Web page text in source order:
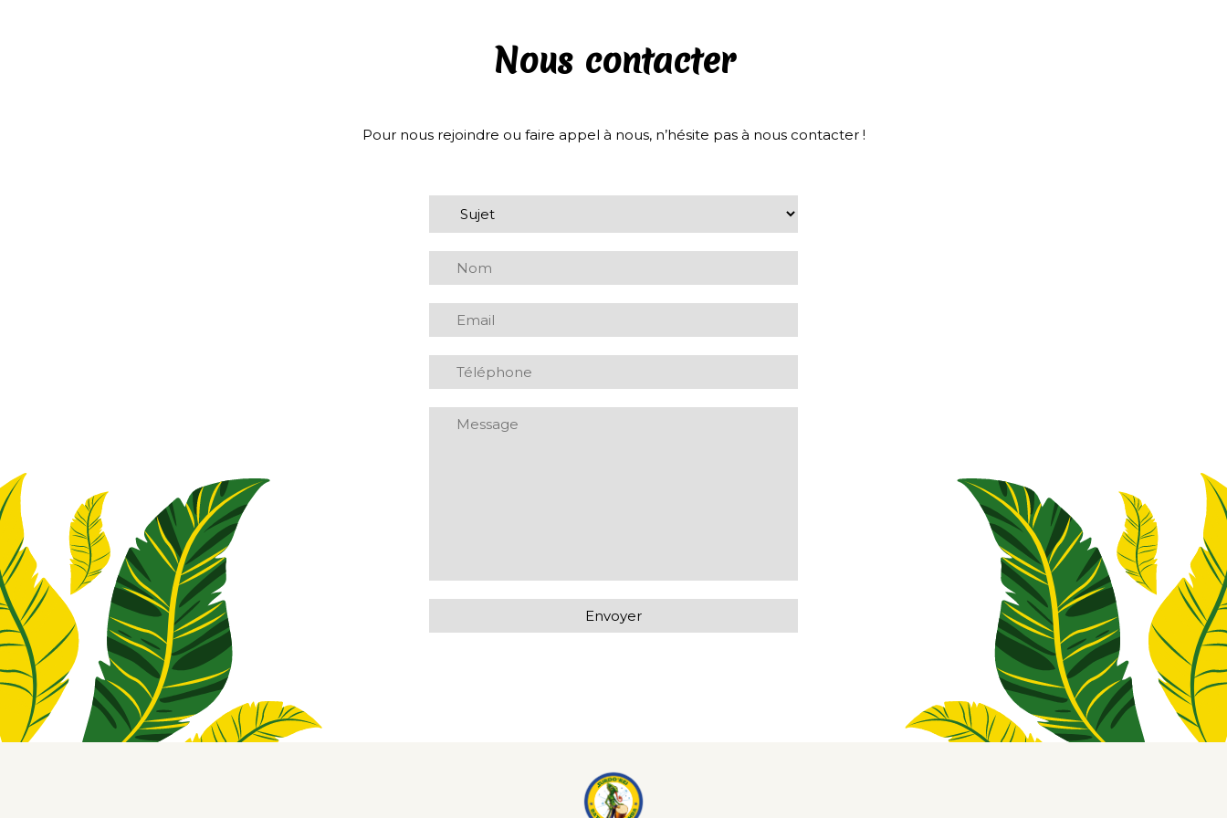
Nous contacter
Pour nous rejoindre ou faire appel à nous, n’hésite pas à nous contacter !